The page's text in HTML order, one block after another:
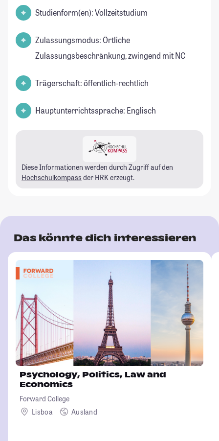
Studienform(en): Vollzeitstudium
Zulassungsmodus: Örtliche
Zulassungsbeschränkung, zwingend mit NC
Trägerschaft: öffentlich-rechtlich
Hauptunterrichtssprache: Englisch
Diese Informationen werden durch Zugriff auf den
Hochschulkompass der HRK erzeugt.
Das könnte dich interessieren
Psychology, Politics, Law and
Economics
Forward College
Lisboa
Ausland